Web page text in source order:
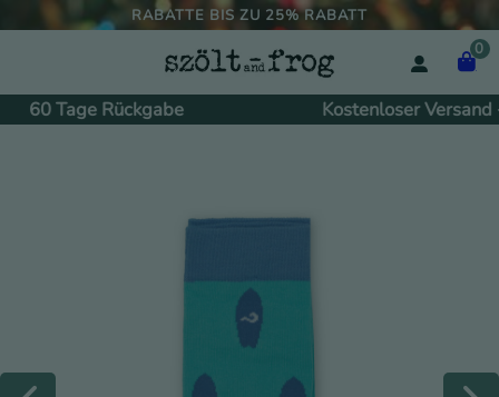
RABATTE BIS ZU 25% RABATT
0
60 Tage Rückgabe Kostenloser Versand